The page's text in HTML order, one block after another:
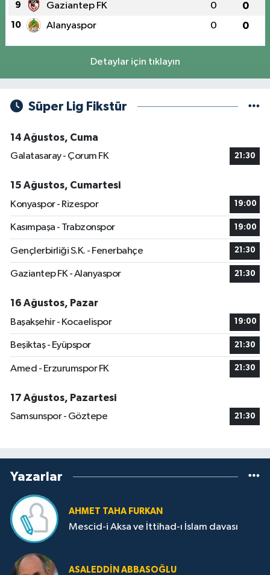
9 Gaziantep FK 0 0
10 Alanyaspor 0 0
Detaylar için tıklayın
Süper Lig Fikstür
14 Ağustos, Cuma
Galatasaray - Çorum FK
21:30
15 Ağustos, Cumartesi
Konyaspor - Rizespor
19:00
Kasımpaşa - Trabzonspor 19:00
Gençlerbirliği S.K. - Fenerbahçe 21:30
Gaziantep FK - Alanyaspor 21:30
16 Ağustos, Pazar
Başakşehir - Kocaelispor
19:00
Beşiktaş - Eyüpspor 21:30
Amed - Erzurumspor FK 21:30
17 Ağustos, Pazartesi
Samsunspor - Göztepe
21:30
Yazarlar
AHMET TAHA FURKAN
Mescid-i Aksa ve İttihad-ı İslam davası
ASALEDDIN ABBASOĞLU